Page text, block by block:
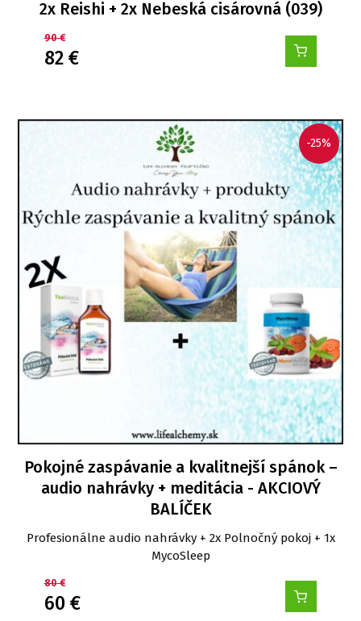
2x Reishi + 2x Nebeská cisárovná (039)
90€
82€
-25%
Pokojné zaspávanie a kvalitnejší spánok –
audio nahrávky + meditácia - AKCIOVÝ
BALÍČEK
Profesionálne audio nahrávky + 2x Polnočný pokoj + 1x
MycoSleep
80€
60€